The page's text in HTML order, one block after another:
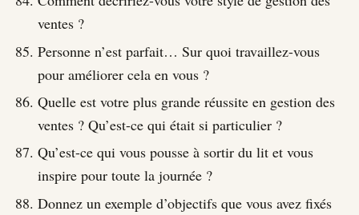
ventes ?
Personne n’est parfait… Sur quoi travaillez-vous
pour améliorer cela en vous ?
Quelle est votre plus grande réussite en gestion des
ventes ? Qu’est-ce qui était si particulier ?
Qu’est-ce qui vous pousse à sortir du lit et vous
inspire pour toute la journée ?
Donnez un exemple d’objectifs que vous avez fixés